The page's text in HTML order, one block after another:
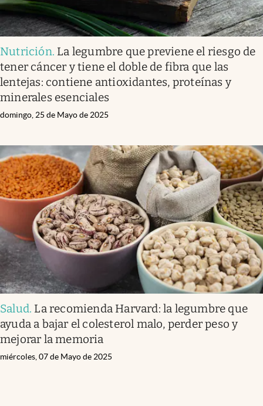
Nutrición. La legumbre que previene el riesgo de
tener cáncer y tiene el doble de fibra que las
lentejas: contiene antioxidantes, proteínas y
minerales esenciales
domingo, 25 de Mayo de 2025
Salud. La recomienda Harvard: la legumbre que
ayuda a bajar el colesterol malo, perder peso y
mejorar la memoria
miércoles, 07 de Mayo de 2025